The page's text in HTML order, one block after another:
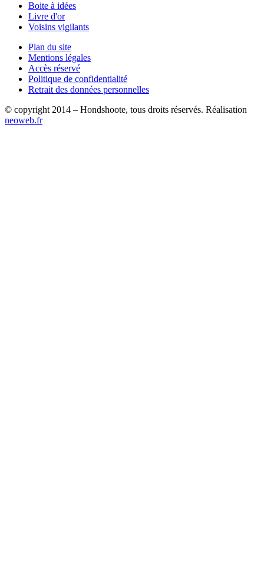
Boite à idées
Livre d'or
Voisins vigilants
Plan du site
Mentions légales
Accès réservé
Politique de confidentialité
Retrait des données personnelles
© copyright 2014 – Hondshoote, tous droits réservés. Réalisation
neoweb.fr